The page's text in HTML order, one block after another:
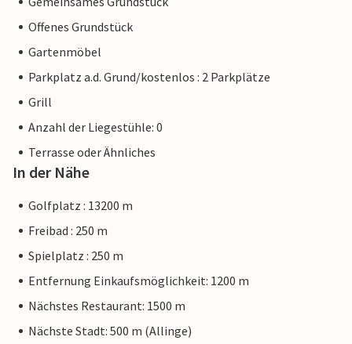
Offenes Grundstück
Gartenmöbel
Parkplatz a.d. Grund/kostenlos : 2 Parkplätze
Grill
Anzahl der Liegestühle: 0
Terrasse oder Ähnliches
In der Nähe
Golfplatz : 13200 m
Freibad : 250 m
Spielplatz : 250 m
Entfernung Einkaufsmöglichkeit: 1200 m
Nächstes Restaurant: 1500 m
Nächste Stadt: 500 m (Allinge)